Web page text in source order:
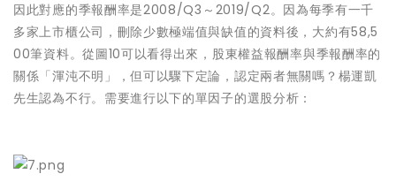
因此對應的季報酬率是2008/Q3～2019/Q2。因為每季有一千
多家上市櫃公司，刪除少數極端值與缺值的資料後，大約有58,5
00筆資料。從圖10可以看得出來，股東權益報酬率與季報酬率的
關係「渾沌不明」，但可以驟下定論，認定兩者無關嗎？楊運凱
先生認為不行。需要進行以下的單因子的選股分析：